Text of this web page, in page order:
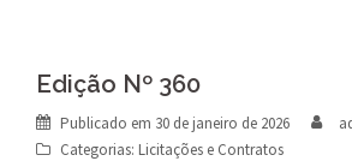
Edição Nº 360
Publicado em 30 de janeiro de 2026
Categorias: Licitações e Contratos